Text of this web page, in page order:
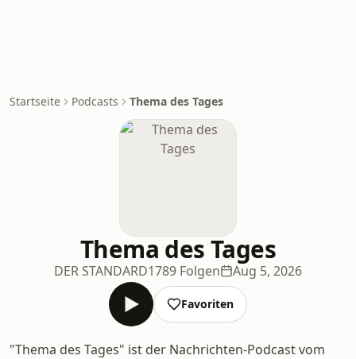
Startseite Podcasts Thema des Tages
Thema des Tages
DER STANDARD1789 Folgen Aug 5, 2026
Favoriten
"Thema des Tages" ist der Nachrichten-Podcast vom